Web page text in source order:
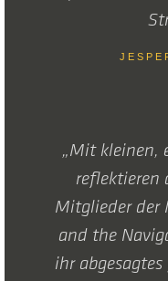
„Mit kleinen,
reflektieren
Mitglieder der
and the
ihr